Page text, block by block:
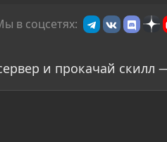
в соцсетях:
и прокачай скилл